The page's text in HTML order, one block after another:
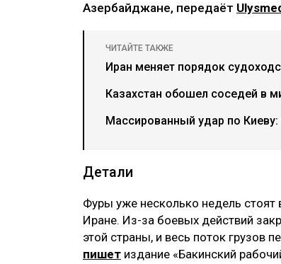
Азербайджане, передаёт
ЧИТАЙТЕ ТАКЖЕ
Иран меняет порядок
Казахстан обошел соседей в
Массированный удар по
Детали
Фуры уже несколько недель стоят
Иране. Из-за боевых действий
этой страны, и весь поток грузов
пишет издание «Бакинский